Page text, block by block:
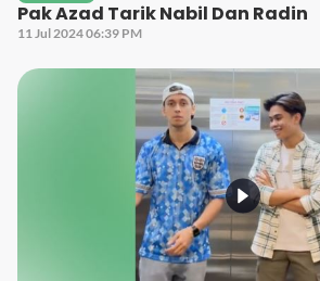
Pak Azad Tarik Nabil Dan Radin
11 Jul 2024 06:39 PM